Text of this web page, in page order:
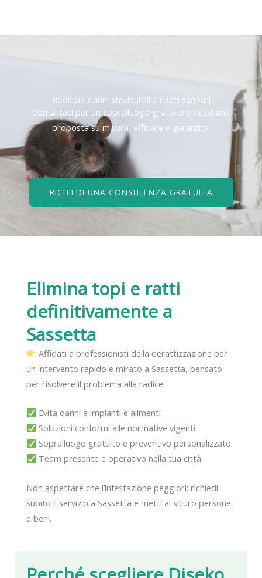
Roditori: danni strutturali e rischi sanitari
Contattaci per un sopralluogo gratuito e ricevi una
proposta su misura, efficace e garantita.
RICHIEDI UNA CONSULENZA GRATUITA
Elimina topi e ratti
definitivamente a
Sassetta
Affidati a professionisti della derattizzazione per
un intervento rapido e mirato a Sassetta, pensato
per risolvere il problema alla radice.
Evita danni a impianti e alimenti
Soluzioni conformi alle normative vigenti
Sopralluogo gratuito e preventivo personalizzato
Team presente e operativo nella tua città
Non aspettare che l’infestazione peggiori: richiedi
subito il servizio a Sassetta e metti al sicuro persone
e beni.